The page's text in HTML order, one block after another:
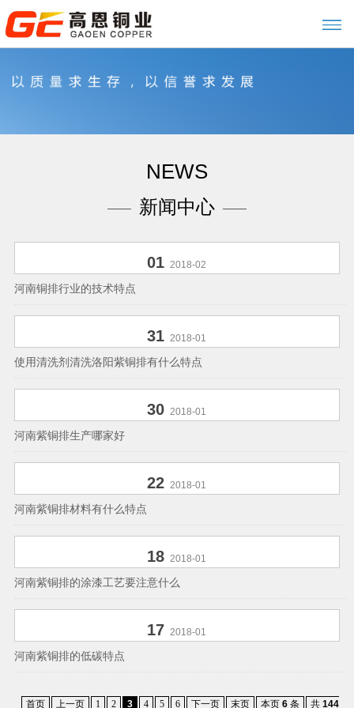
NEWS
新闻中心
01 2018-02
河南铜排行业的技术特点
31 2018-01
使用清洗剂清洗洛阳紫铜排有什么特点
30 2018-01
河南紫铜排生产哪家好
22 2018-01
河南紫铜排材料有什么特点
18 2018-01
河南紫铜排的涂漆工艺要注意什么
17 2018-01
河南紫铜排的低碳特点
首页 上一页 1 2 3 4 5 6 下一页 末页 本页6 条 共 144